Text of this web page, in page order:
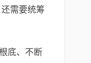
需要统筹
底、不断